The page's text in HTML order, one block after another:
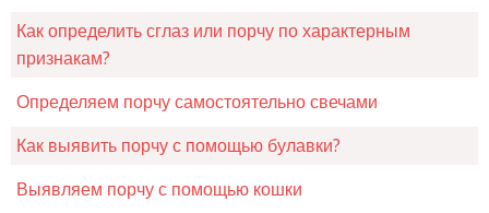
Как определить сглаз или порчу по характерным
признакам?
Определяем порчу самостоятельно свечами
Как выявить порчу с помощью булавки?
Выявляем порчу с помощью кошки